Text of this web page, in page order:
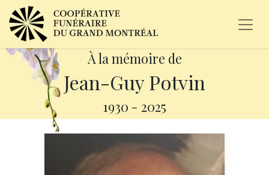
À la mémoire de
Jean-Guy Potvin
1930 - 2025